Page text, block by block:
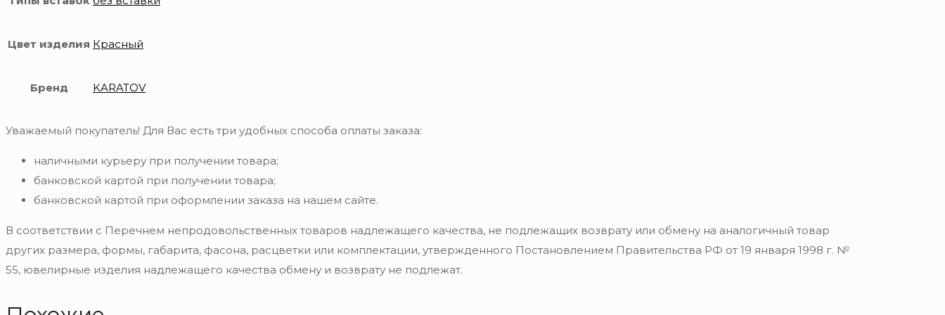
Цвет изделия Красный
Бренд KARATOV
Уважаемый покупатель! Для Вас есть три удобных способа оплаты заказа:
наличными курьеру при получении товара;
банковской картой при получении товара;
банковской картой при оформлении заказа на нашем сайте.
В соответствии с Перечнем непродовольственных товаров надлежащего качества, не подлежащих возврату или обмену на аналогичный товар
других размера, формы, габарита, фасона, расцветки или комплектации, утвержденного Постановлением Правительства РФ от 19 января 1998 г. №
55, ювелирные изделия надлежащего качества обмену и возврату не подлежат.